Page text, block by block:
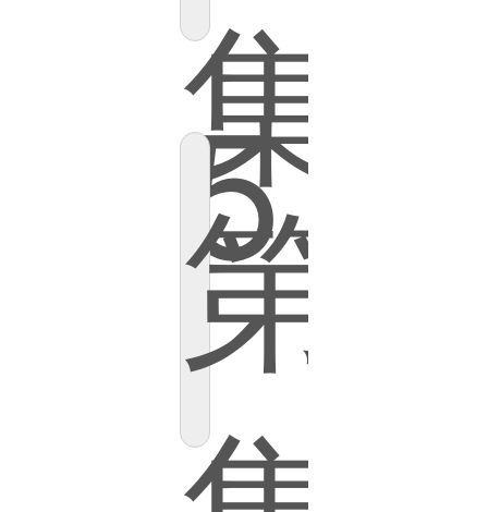
集
5
第